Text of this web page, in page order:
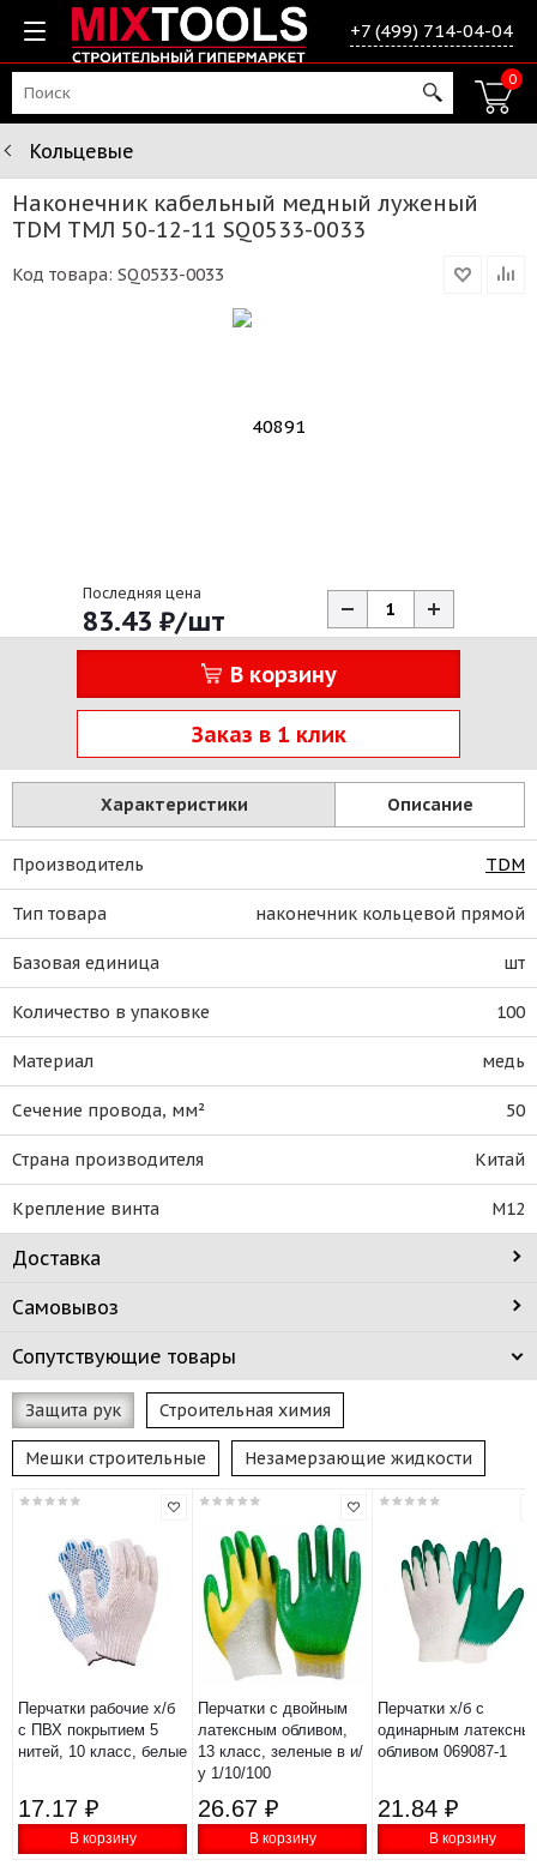
+7 (499) 714-04-04
0
Кольцевые
Наконечник кабельный медный луженый
TDM ТМЛ 50-12-11 SQ0533-0033
Код товара: SQ0533-0033
Последняя цена
83.43 ₽/шт
В корзину
Заказ в 1 клик
Характеристики Описание
Производитель TDM
Тип товара наконечник кольцевой прямой
Базовая единица шт
Количество в упаковке 100
Материал медь
Сечение провода, мм² 50
Страна производителя Китай
Крепление винта М12
Доставка
Самовывоз
Сопутствующие товары
Защита рук Строительная химия
Мешки строительные Незамерзающие жидкости
Перчатки рабочие х/б
с ПВХ покрытием 5
нитей, 10 класс, белые
17.17 ₽
В корзину
Перчатки с двойным
латексным обливом,
13 класс, зеленые в и/
у 1/10/100
26.67 ₽
В корзину
Перчатки х/б с
одинарным
обливом 069087-1
21.84 ₽
В корзину